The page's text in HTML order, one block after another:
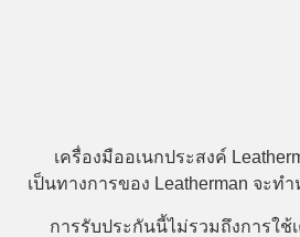
เครื่องมืออเนกประสงค์
เป็นทางการของ Leatherman จะท
การรับประกันนี้ไม่รวมถึงการใช้เ